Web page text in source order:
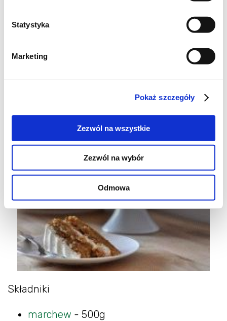
Statystyka
Marketing
Pokaż szczegóły
Zezwól na wszystkie
Zezwól na wybór
Odmowa
Przepis ze strony
Agata, 22 października 2012
Składniki
marchew - 500g